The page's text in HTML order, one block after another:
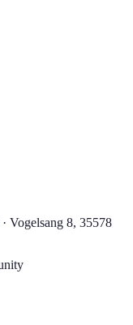
Vogelsang 8, 35578